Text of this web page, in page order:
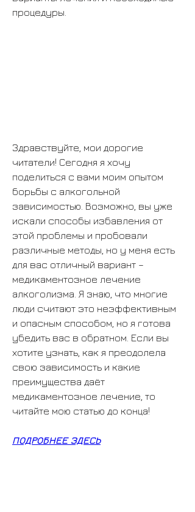
процедуры.
Здравствуйте, мои дорогие
читатели! Сегодня я хочу
поделиться с вами моим опытом
борьбы с алкогольной
зависимостью. Возможно, вы уже
искали способы избавления от
этой проблемы и пробовали
различные методы, но у меня есть
для вас отличный вариант –
медикаментозное лечение
алкоголизма. Я знаю, что многие
люди считают это неэффективным
и опасным способом, но я готова
убедить вас в обратном. Если вы
хотите узнать, как я преодолела
свою зависимость и какие
преимущества даёт
медикаментозное лечение, то
читайте мою статью до конца!
ПОДРОБНЕЕ ЗДЕСЬ